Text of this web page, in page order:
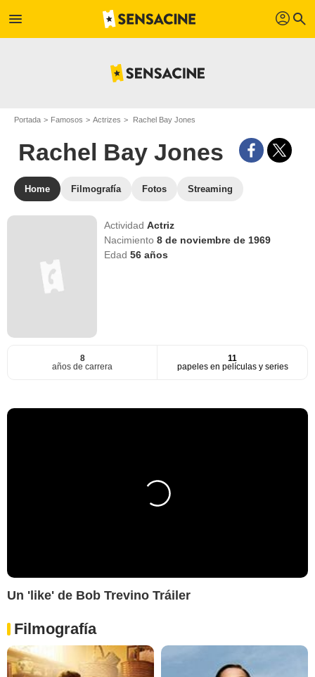
menu profil search
Portada Famosos Actrizes Rachel Bay Jones
Rachel Bay Jones
Home Filmografía Fotos Streaming
ActividadActriz
Nacimiento8 de noviembre de 1969
Edad56 años
8
años de carrera
11
papeles en películas y series
Un 'like' de Bob Trevino Tráiler
Filmografía